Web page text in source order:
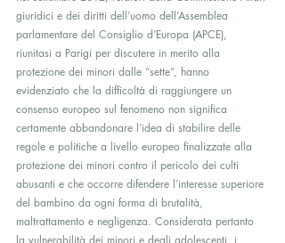
giuridici e dei diritti dell’uomo dell’Assemblea
parlamentare del Consiglio d’Europa (APCE),
riunitasi a Parigi per discutere in merito alla
protezione dei minori dalle “sette”, hanno
evidenziato che la difficoltà di raggiungere un
consenso europeo sul fenomeno non significa
certamente abbandonare l’idea di stabilire delle
regole e politiche a livello europeo finalizzate alla
protezione dei minori contro il pericolo dei culti
abusanti e che occorre difendere l’interesse superiore
del bambino da ogni forma di brutalità,
maltrattamento e negligenza. Considerata pertanto
la vulnerabilità dei minori e degli adolescenti, i